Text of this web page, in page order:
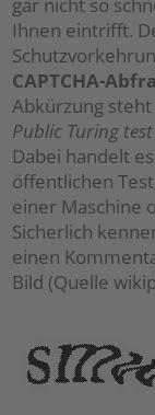
gar nicht so
Ihnen eintrifft.
CAPTCHA-
Abkürzung
Public Turing
Dabei handelt
öffentlichen
einer Maschine
Sicherlich
einen
Bild (Quelle